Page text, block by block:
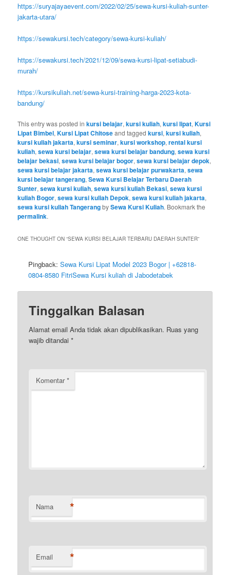
https://suryajayaevent.com/2022/02/25/sewa-kursi-kuliah-sunter-
jakarta-utara/
https://sewakursi.tech/category/sewa-kursi-kuliah/
https://sewakursi.tech/2021/12/09/sewa-kursi-lipat-setiabudi-
murah/
https://kursikuliah.net/sewa-kursi-training-harga-2023-kota-
bandung/
This entry was posted inkursi belajar,kursi kuliah,kursi lipat,Kursi
Lipat Bimbel,Kursi Lipat Chitoseand taggedkursi,kursi kuliah,
kursi kuliah jakarta,kursi seminar,kursi workshop,rental kursi
kuliah,sewa kursi belajar,sewa kursi belajar bandung,sewa kursi
belajar bekasi,sewa kursi belajar bogor,sewa kursi belajar depok,
sewa kursi belajar jakarta,sewa kursi belajar purwakarta,sewa
kursi belajar tangerang,Sewa Kursi Belajar Terbaru Daerah
Sunter,sewa kursi kuliah,sewa kursi kuliah Bekasi,sewa kursi
kuliah Bogor,sewa kursi kuliah Depok,sewa kursi kuliah jakarta,
sewa kursi kuliah TangerangbySewa Kursi Kuliah. Bookmark the
permalink.
ONE THOUGHT ON “SEWA KURSI BELAJAR TERBARU DAERAH SUNTER”
Pingback:Sewa Kursi Lipat Model 2023 Bogor | +62818-
0804-8580 FitriSewa Kursi kuliah di Jabodetabek
Tinggalkan Balasan
Alamat email Anda tidak akan dipublikasikan. Ruas yang
wajib ditandai*
Komentar*
Nama *
Email *